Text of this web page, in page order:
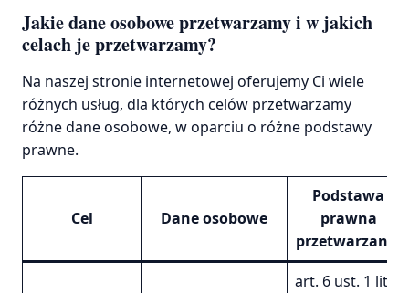
Jakie dane osobowe przetwarzamy i w jakich
celach je przetwarzamy?
Na naszej stronie internetowej oferujemy Ci wiele
różnych usług, dla których celów przetwarzamy
różne dane osobowe, w oparciu o różne podstawy
prawne.
Cel Dane osobowe
Podstawa
prawna
przetwarzania
art. 6 ust. 1 lit.